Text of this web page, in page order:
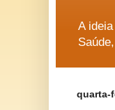
A
quarta-